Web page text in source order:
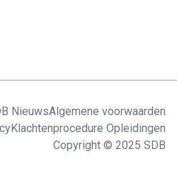
NieuwsAlgemene voorwaarden
Klachtenprocedure Opleidingen
Copyright © 2025 SDB